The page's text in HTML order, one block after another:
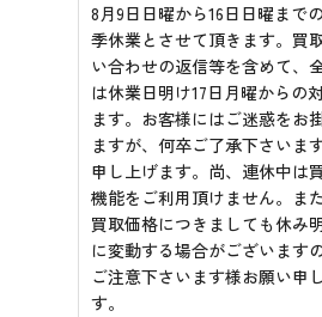
8月9日日曜から16日日曜まで
季休業とさせて頂きます。買
い合わせの返信等を含めて、
は休業日明け17日月曜からの
ます。お客様にはご迷惑をお
ますが、何卒ご了承下さいま
申し上げます。尚、連休中は
機能をご利用頂けません。ま
買取価格につきましても休み
に変動する場合がございます
ご注意下さいます様お願い申
す。